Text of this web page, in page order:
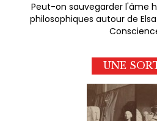
Peut-on sauvegarder l'âme
philosophiques autour de Elsa
UNE